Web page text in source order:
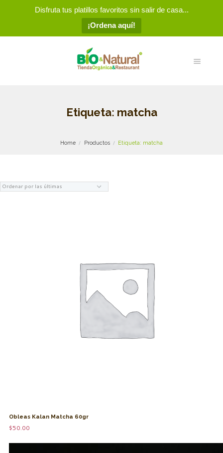
Disfruta tus platillos favoritos sin salir de casa...
¡Ordena aquí!
Etiqueta: matcha
Home Productos Etiqueta: matcha
Obleas Kalan Matcha 60gr
$50.00